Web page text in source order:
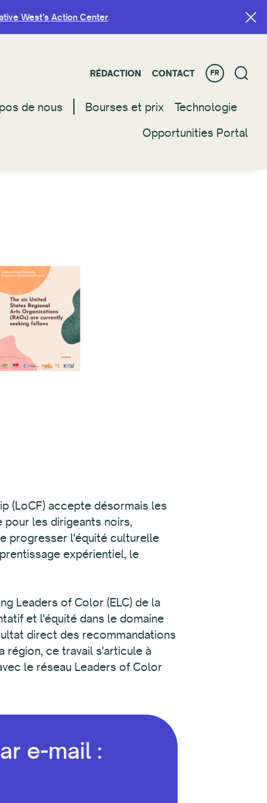
West’s Action Center.
RÉDACTION CONTACT FR
de nous Bourses et prix
Technologie
Opportunities Portal
West’s Action Center.
RÉDACTION CONTACT FR
de nous Bourses et prix
Technologie
Opportunities Portal
(LoCF) accepte désormais les
pour les dirigeants noirs,
progresser l'équité culturelle
expérientiel, le
Leaders of Color (ELC) de la
et l'équité dans le domaine
direct des recommandations
région, ce travail s'articule à
le réseau Leaders of Color
e-mail :